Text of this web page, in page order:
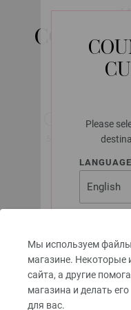
Please
LANGUAGE
USA
of
Мы используем
магазине. Некоторые
сайта, а другие
магазина и делать
для вас.
около
за 50